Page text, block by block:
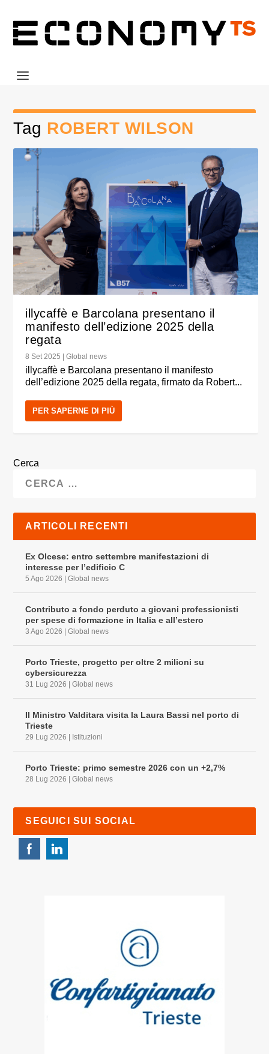
Tag ROBERT WILSON
illycaffè e Barcolana presentano il
manifesto dell’edizione 2025 della
regata
8 Set 2025 |Global news
illycaffè e Barcolana presentano il manifesto
dell’edizione 2025 della regata, firmato da Robert...
PER SAPERNE DI PIÙ
Cerca
ARTICOLI RECENTI
Ex Olcese: entro settembre manifestazioni di
interesse per l’edificio C
5 Ago 2026 |Global news
Contributo a fondo perduto a giovani professionisti
per spese di formazione in Italia e all’estero
3 Ago 2026 |Global news
Porto Trieste, progetto per oltre 2 milioni su
cybersicurezza
31 Lug 2026 |Global news
Il Ministro Valditara visita la Laura Bassi nel porto di
Trieste
29 Lug 2026 Istituzioni
Porto Trieste: primo semestre 2026 con un +2,7%
28 Lug 2026 |Global news
SEGUICI SUI SOCIAL